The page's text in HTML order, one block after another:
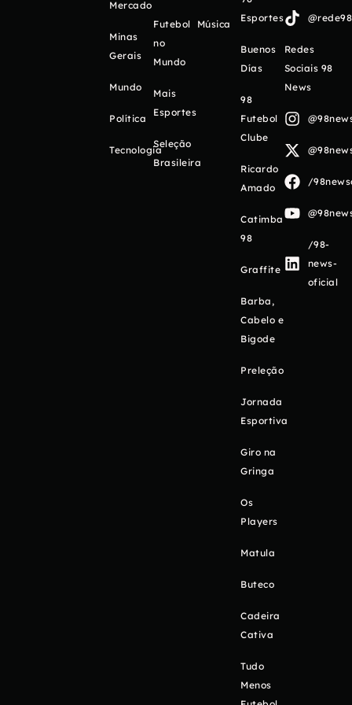
Mercado
Minas
Gerais
Mundo
Política
Tecnologia
Futebol
no
Mundo
Mais
Esportes
Seleção
Brasileira
Música
Esportes
Buenos
Días
98
Futebol
Clube
Ricardo
Amado
Catimba
98
Graffite
Barba,
Cabelo e
Bigode
Preleção
Jornada
Esportiva
Giro na
Gringa
Os
Players
Matula
Buteco
Cadeira
Cativa
Tudo
Menos
Redes
Sociais 98
News
/
/98-
news-
oficial